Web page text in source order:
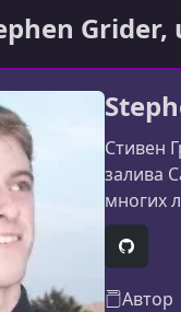
Grider,
Стивен
залива
многих
теперь
чтобы
GitHub
Автор